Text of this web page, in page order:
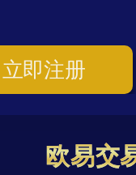
立即注册
欧易交